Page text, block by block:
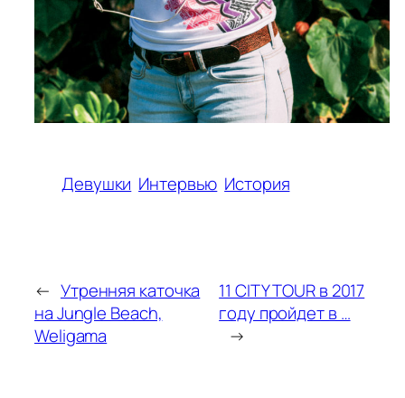
Девушки Интервью История
← Утренняя каточка
на Jungle Beach,
Weligama
11 CITY TOUR в 2017
году пройдет в …
→